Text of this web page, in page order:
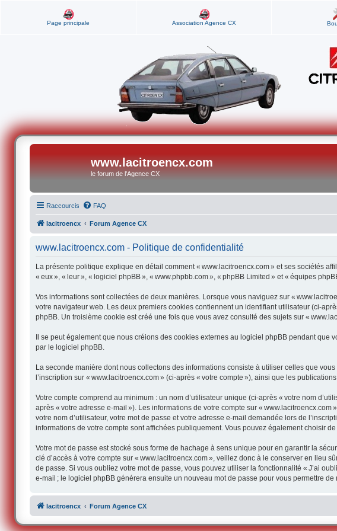
Page principale Association Agence CX
www.lacitroencx.com
le forum de l'Agence CX
Raccourcis FAQ
lacitroencx Forum Agence CX
www.lacitroencx.com - Politique de confidentialité
La présente politique explique en détail comment « www.lacitroencx.com » et ses sociétés
« eux », « leur », « logiciel phpBB », « www.phpbb.com », « phpBB Limited » et « équipes
Vos informations sont collectées de deux manières. Lorsque vous naviguez sur «
votre navigateur web. Les deux premiers cookies contiennent un identifiant utilisateur (ci-
phpBB. Un troisième cookie est créé une fois que vous avez consulté des sujets sur «
Il se peut également que nous créions des cookies externes au logiciel phpBB pendant
par le logiciel phpBB.
La seconde manière dont nous collectons des informations consiste à utiliser celles que
l’inscription sur « www.lacitroencx.com » (ci-après « votre compte »), ainsi que les
Votre compte comprend au minimum : un nom d’utilisateur unique (ci-après « votre nom
après « votre adresse e-mail »). Les informations de votre compte sur «
votre nom d’utilisateur, votre mot de passe et votre adresse e-mail demandée lors de
informations de votre compte sont affichées publiquement. Vous pouvez également choisir
Votre mot de passe est stocké sous forme de hachage à sens unique pour en garantir la
clé d’accès à votre compte sur « www.lacitroencx.com », veillez donc à le conserver en lieu
de passe. Si vous oubliez votre mot de passe, vous pouvez utiliser la fonctionnalité « J’ai
e-mail ; le logiciel phpBB générera ensuite un nouveau mot de passe pour vous permettre de
lacitroencx Forum Agence CX